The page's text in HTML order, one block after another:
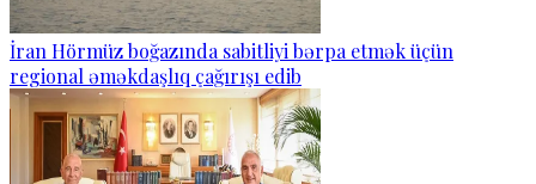
İran Hörmüz boğazında sabitliyi bərpa etmək üçün
regional əməkdaşlıq çağırışı edib